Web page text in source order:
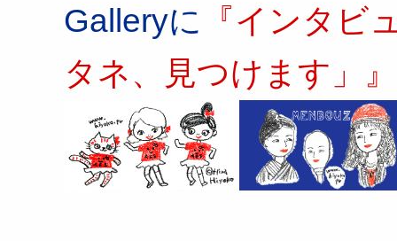
Galleryに 『インタビ
タネ、見つけます」』